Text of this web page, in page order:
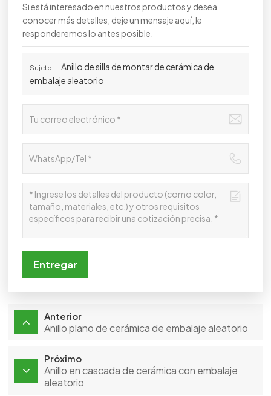
Si está interesado en nuestros productos y desea
conocer más detalles, deje un mensaje aquí, le
responderemos lo antes posible.
Sujeto :
Anillo de silla de montar de cerámica de
embalaje aleatorio
Entregar
Anterior
Anillo plano de cerámica de embalaje aleatorio
Próximo
Anillo en cascada de cerámica con embalaje
aleatorio